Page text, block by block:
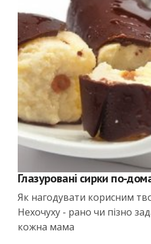
Глазуровані сирки по-
Як нагодувати корисним
Нехочуху - рано чи пізно
кожна мама